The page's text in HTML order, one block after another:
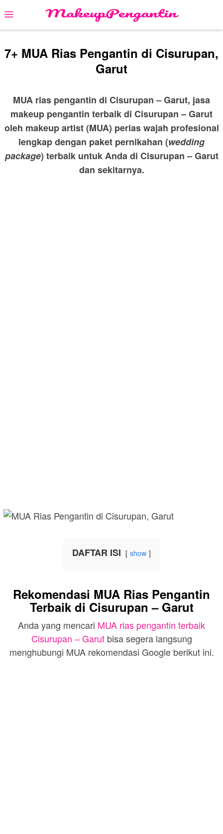
to
content
Mobile
Menu
7+ MUA Rias Pengantin di Cisurupan,
Garut
MUA rias pengantin di Cisurupan – Garut, jasa
makeup pengantin terbaik di Cisurupan – Garut
oleh makeup artist (MUA) perias wajah profesional
lengkap dengan paket pernikahan (wedding
package) terbaik untuk Anda di Cisurupan – Garut
dan sekitarnya.
DAFTAR ISI show
Rekomendasi MUA Rias Pengantin
Terbaik di Cisurupan – Garut
Anda yang mencari MUA rias pengantin terbaik
Cisurupan – Garutbisa segera langsung
menghubungi MUA rekomendasi Google berikut ini.